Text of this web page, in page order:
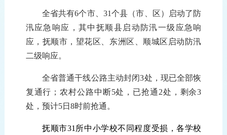
全省共有6个市、31个县（市、区）启动了防
汛应急响应，其中抚顺县启动防汛一级应急响
应，抚顺市，望花区、东洲区、顺城区启动防汛
二级响应。
全省普通干线公路主动封闭3处，现已全部恢
复通行；农村公路中断5处，已抢通2处，剩余3
处， 预计5日8时前抢通。
抚顺市31所中小学校不同程度受损，各学校